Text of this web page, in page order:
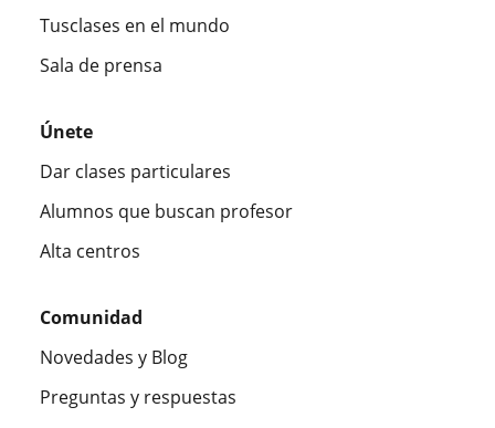
Tusclases en el mundo
Sala de prensa
Únete
Dar clases particulares
Alumnos que buscan profesor
Alta centros
Comunidad
Novedades y Blog
Preguntas y respuestas